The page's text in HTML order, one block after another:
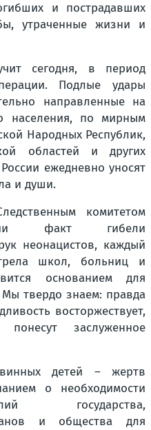
и пострадавших
утраченные жизни и
сегодня, в период
Подлые удары
направленные на
населения, по мирным
Народных Республик,
областей и других
ежедневно уносят
и души.
комитетом
факт гибели
неонацистов, каждый
школ, больниц и
основанием для
твердо знаем: правда
восторжествует,
заслуженное
детей – жертв
о необходимости
государства,
и общества для